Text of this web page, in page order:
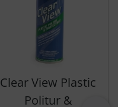
Clear View Plastic
Politur &